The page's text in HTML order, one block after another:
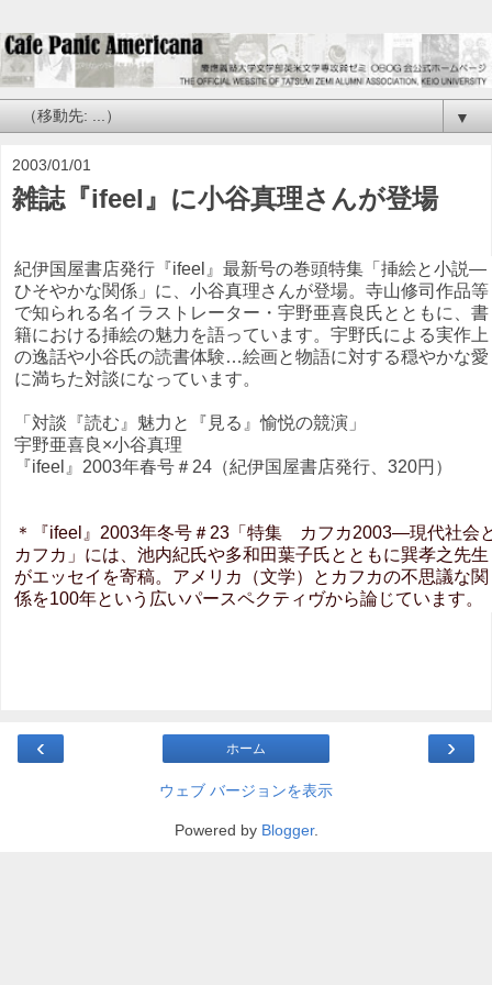
▼
2003/01/01
雑誌『ifeel』に小谷真理さんが登場
紀伊国屋書店発行『ifeel』最新号の巻頭特集「挿絵と小説―
ひそやかな関係」に、小谷真理さんが登場。寺山修司作品等
で知られる名イラストレーター・宇野亜喜良氏とともに、書
籍における挿絵の魅力を語っています。宇野氏による実作上
の逸話や小谷氏の読書体験…絵画と物語に対する穏やかな愛
に満ちた対談になっています。
「対談『読む』魅力と『見る』愉悦の競演」
宇野亜喜良×小谷真理
『ifeel』2003年春号＃24（紀伊国屋書店発行、320円）
＊『ifeel』2003年冬号＃23「特集 カフカ2003―現代社会
カフカ」には、池内紀氏や多和田葉子氏とともに巽孝之先生
がエッセイを寄稿。アメリカ（文学）とカフカの不思議な関
係を100年という広いパースペクティヴから論じています。
‹ ›
ホーム
ウェブ バージョンを表示
Powered by Blogger.